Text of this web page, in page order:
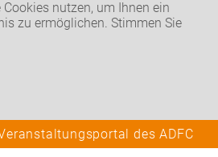
nutzen, um Ihnen ein
zu ermöglichen. Stimmen Sie
des ADFC